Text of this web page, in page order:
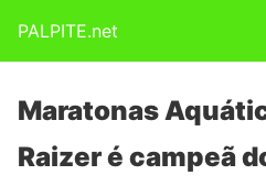
PALPITE.net
Maratonas
Raizer é campeã